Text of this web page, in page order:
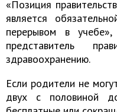
«Позиция
является
перерывом в
представитель
здравоохранению.
Если родители не
двух с половиной